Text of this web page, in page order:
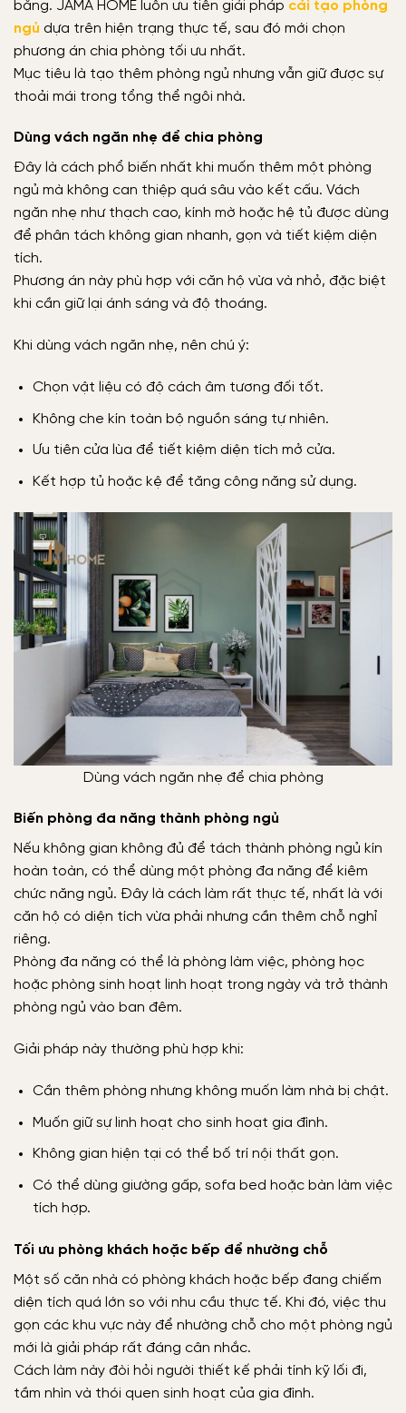
bằng. JAMA HOME luôn ưu tiên giải pháp cải tạo phòng
ngủ dựa trên hiện trạng thực tế, sau đó mới chọn
phương án chia phòng tối ưu nhất.
Mục tiêu là tạo thêm phòng ngủ nhưng vẫn giữ được sự
thoải mái trong tổng thể ngôi nhà.
Dùng vách ngăn nhẹ để chia phòng
Đây là cách phổ biến nhất khi muốn thêm một phòng
ngủ mà không can thiệp quá sâu vào kết cấu. Vách
ngăn nhẹ như thạch cao, kính mờ hoặc hệ tủ được dùng
để phân tách không gian nhanh, gọn và tiết kiệm diện
tích.
Phương án này phù hợp với căn hộ vừa và nhỏ, đặc biệt
khi cần giữ lại ánh sáng và độ thoáng.
Khi dùng vách ngăn nhẹ, nên chú ý:
Chọn vật liệu có độ cách âm tương đối tốt.
Không che kín toàn bộ nguồn sáng tự nhiên.
Ưu tiên cửa lùa để tiết kiệm diện tích mở cửa.
Kết hợp tủ hoặc kệ để tăng công năng sử dụng.
Dùng vách ngăn nhẹ để chia phòng
Biến phòng đa năng thành phòng ngủ
Nếu không gian không đủ để tách thành phòng ngủ kín
hoàn toàn, có thể dùng một phòng đa năng để kiêm
chức năng ngủ. Đây là cách làm rất thực tế, nhất là với
căn hộ có diện tích vừa phải nhưng cần thêm chỗ nghỉ
riêng.
Phòng đa năng có thể là phòng làm việc, phòng học
hoặc phòng sinh hoạt linh hoạt trong ngày và trở thành
phòng ngủ vào ban đêm.
Giải pháp này thường phù hợp khi:
Cần thêm phòng nhưng không muốn làm nhà bị chật.
Muốn giữ sự linh hoạt cho sinh hoạt gia đình.
Không gian hiện tại có thể bố trí nội thất gọn.
Có thể dùng giường gấp, sofa bed hoặc bàn làm việc
tích hợp.
Tối ưu phòng khách hoặc bếp để nhường chỗ
Một số căn nhà có phòng khách hoặc bếp đang chiếm
diện tích quá lớn so với nhu cầu thực tế. Khi đó, việc thu
gọn các khu vực này để nhường chỗ cho một phòng ngủ
mới là giải pháp rất đáng cân nhắc.
Cách làm này đòi hỏi người thiết kế phải tính kỹ lối đi,
tầm nhìn và thói quen sinh hoạt của gia đình.